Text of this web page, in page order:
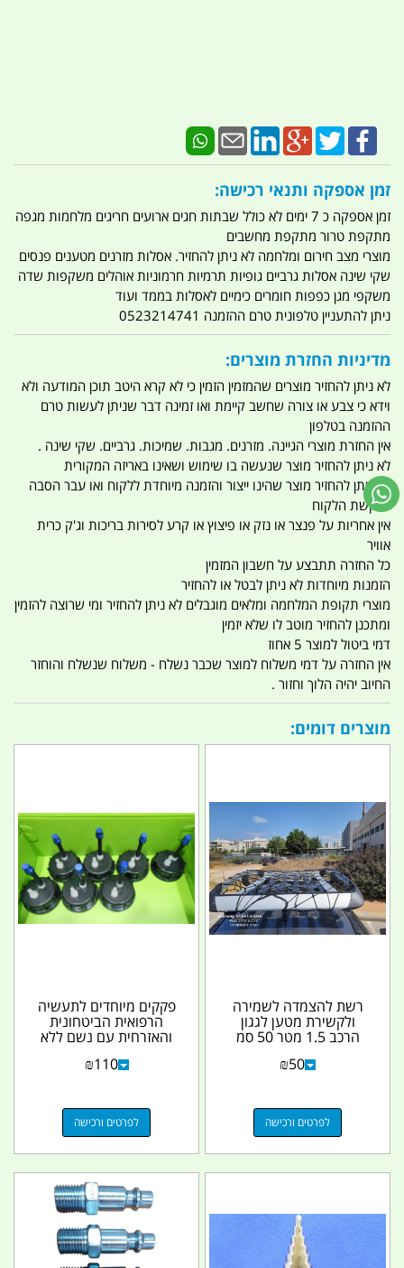
זמן אספקה ותנאי רכישה:
זמן אספקה כ 7 ימים לא כולל שבתות חגים ארועים חריגים מלחמות מגפה
מתקפת טרור מתקפת מחשבים
מוצרי מצב חירום ומלחמה לא ניתן להחזיר. אסלות מזרנים מטענים פנסים
שקי שינה אסלות גרביים גופיות תרמיות חרמוניות אוהלים משקפות שדה
משקפי מגן כפפות חומרים כימיים לאסלות בממד ועוד
ניתן להתעניין טלפונית טרם ההזמנה 0523214741
מדיניות החזרת מוצרים:
לא ניתן להחזיר מוצרים שהמזמין הזמין כי לא קרא היטב תוכן המודעה ולא
וידא כי צבע או צורה שחשב קיימת ואו זמינה דבר שניתן לעשות טרם
ההזמנה בטלפון
אין החזרת מוצרי הגיינה. מזרנים. מגבות. שמיכות. גרביים. שקי שינה .
לא ניתן להחזיר מוצר שנעשה בו שימוש ושאינו באריזה המקורית
לא ניתן להחזיר מוצר שהינו ייצור והזמנה מיוחדת ללקוח ואו עבר הסבה
לבקשת הלקוח
אין אחריות על פנצר או נזק או פיצוץ או קרע לסירות בריכות וג'ק כרית
אוויר
כל החזרה תתבצע על חשבון המזמין
הזמנות מיוחדות לא ניתן לבטל או להחזיר
מוצרי תקופת המלחמה ומלאים מוגבלים לא ניתן להחזיר ומי שרוצה להזמין
ומתכנן להחזיר מוטב לו שלא יזמין
דמי ביטול למוצר 5 אחוז
אין החזרה על דמי משלוח למוצר שכבר נשלח - משלוח שנשלח והוחזר
החיוב יהיה הלוך וחזור .
מוצרים דומים:
רשת להצמדה לשמירה
ולקשירת מטען לגגון
הרכב 1.5 מטר 50 סמ
₪50
לפרטים ורכישה
פקקים מיוחדים לתעשיה
הרפואית הביטחונית
והאזרחית עם נשם ללא
₪110
לפרטים ורכישה